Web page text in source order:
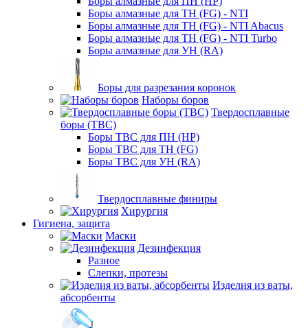
Боры алмазные для ТН (FG) - NTI
Боры алмазные для ТН (FG) - NTI Abacus
Боры алмазные для ТН (FG) - NTI Turbo
Боры алмазные для УН (RA)
Боры для разрезания коронок
Наборы боров
Твердосплавные
боры (ТВС)
Боры ТВС для ПН (HP)
Боры ТВС для ТН (FG)
Боры ТВС для УН (RA)
Твердосплавные финиры
Хирургия
Гигиена, защита
Маски
Дезинфекция
Разное
Слепки, протезы
Изделия из ваты,
абсорбенты